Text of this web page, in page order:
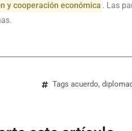
y cooperación económica . Las
Tags acuerdo,